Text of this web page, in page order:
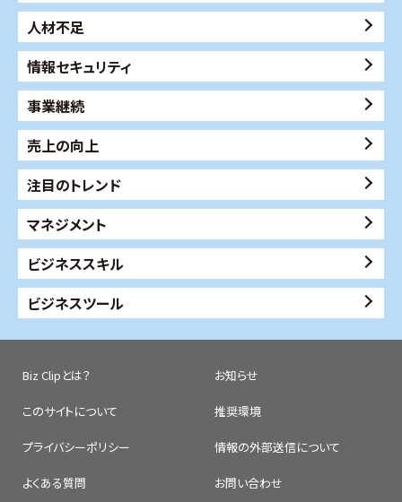
人材不足
情報セキュリティ
事業継続
売上の向上
注目のトレンド
マネジメント
ビジネススキル
ビジネスツール
Biz Clipとは？ お知らせ
このサイトについて 推奨環境
プライバシーポリシー 情報の外部送信について
よくある質問 お問い合わせ